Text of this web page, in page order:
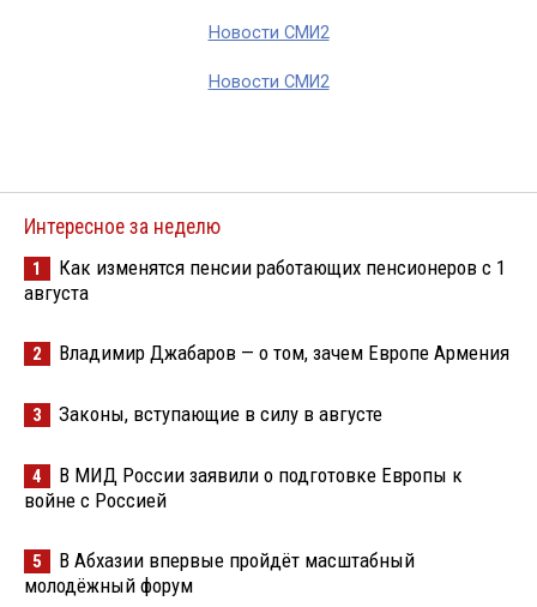
Новости СМИ2
Новости СМИ2
Интересное за неделю
1
Как изменятся пенсии работающих пенсионеров с 1
августа
2 Владимир Джабаров — о том, зачем Европе Армения
3 Законы, вступающие в силу в августе
4
В МИД России заявили о подготовке Европы к
войне с Россией
5
В Абхазии впервые пройдёт масштабный
молодёжный форум